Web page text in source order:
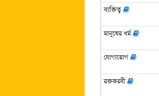
ব্যক্তিত্ব
মানুষের ধর্ম
যোগায়োগ
রক্তকরবী